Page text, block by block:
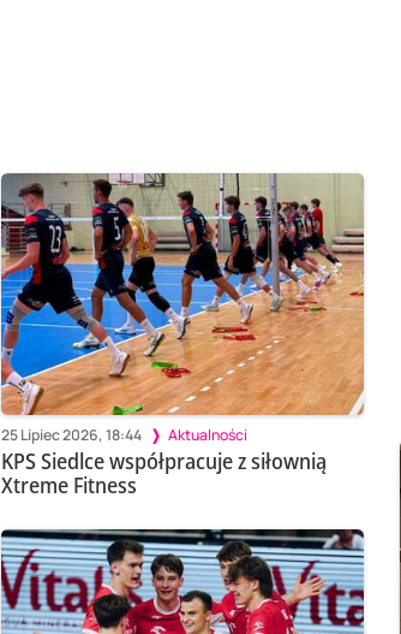
25 Lipiec 2026, 18:44 Aktualności
KPS Siedlce współpracuje z siłownią
Xtreme Fitness